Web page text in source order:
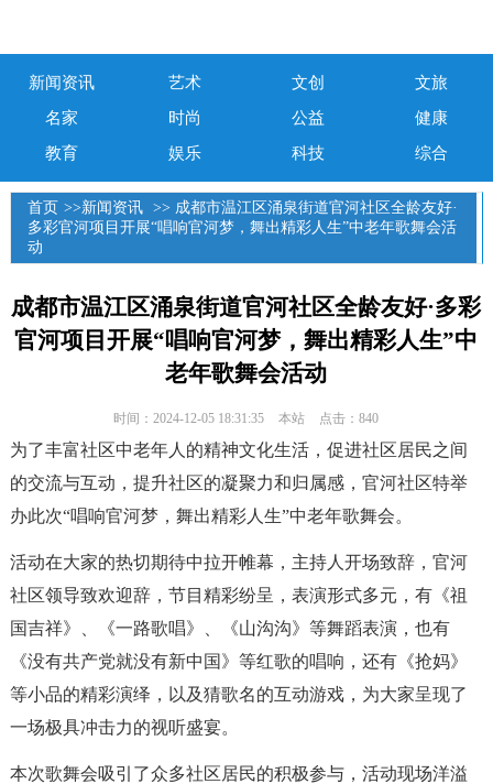
新闻资讯 艺术 文创
文旅
名家
时尚 公益
健康
教育
娱乐 科技 综合
首页 >>新闻资讯
>> 成都市温江区涌泉街道官河社区全龄友好·
多彩官河项目开展“唱响官河梦，舞出精彩人生”中老年歌舞会活
动
成都市温江区涌泉街道官河社区全龄友好·多彩
官河项目开展“唱响官河梦，舞出精彩人生”中
老年歌舞会活动
时间：2024-12-05 18:31:35 本站 点击：840
为了丰富社区中老年人的精神文化生活，促进社区居民之间
的交流与互动，提升社区的凝聚力和归属感，官河社区特举
办此次“唱响官河梦，舞出精彩人生”中老年歌舞会。
活动在大家的热切期待中拉开帷幕，主持人开场致辞，官河
社区领导致欢迎辞，节目精彩纷呈，表演形式多元，有《祖
国吉祥》、《一路歌唱》、《山沟沟》等舞蹈表演，也有
《没有共产党就没有新中国》等红歌的唱响，还有《抢妈》
等小品的精彩演绎，以及猜歌名的互动游戏，为大家呈现了
一场极具冲击力的视听盛宴。
本次歌舞会吸引了众多社区居民的积极参与，活动现场洋溢